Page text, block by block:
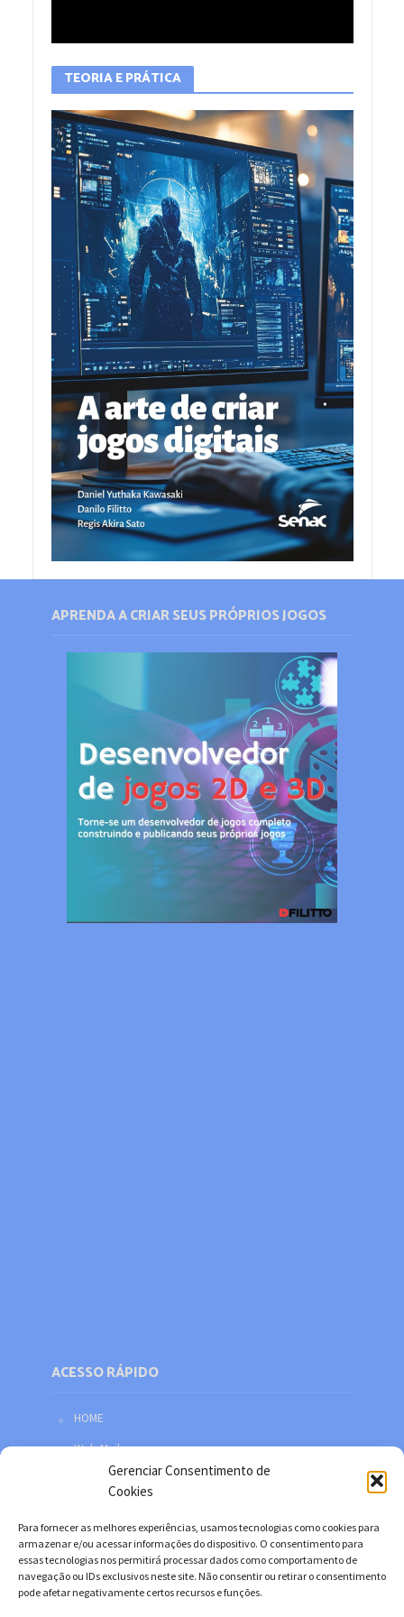
Gerenciar Consentimento de
Cookies
Para fornecer as melhores experiências, usamos tecnologias como cookies para
armazenar e/ou acessar informações do dispositivo. O consentimento para
essas tecnologias nos permitirá processar dados como comportamento de
navegação ou IDs exclusivos neste site. Não consentir ou retirar o consentimento
pode afetar negativamente certos recursos e funções.
TEORIA E PRÁTICA
APRENDA A CRIAR SEUS PRÓPRIOS JOGOS
ACESSO RÁPIDO
HOME
Web Mail
Política de privacidade
Facebook
Twitter
YouTube